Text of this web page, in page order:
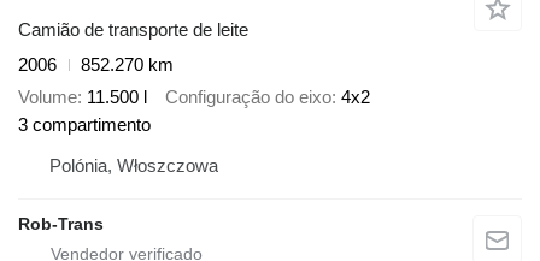
Camião de transporte de leite
2006
852.270 km
Volume 11.500 l Configuração do eixo 4x2
3 compartimento
Polónia, Włoszczowa
Rob-Trans